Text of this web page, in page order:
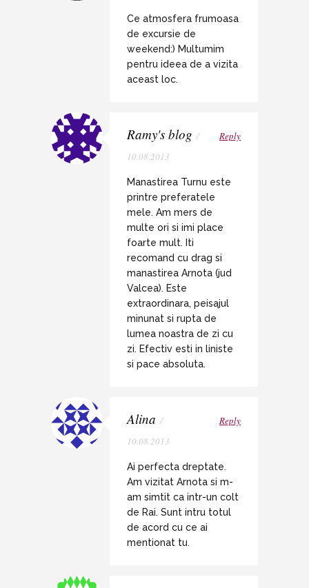
Ce atmosfera frumoasa
de excursie de
weekend:) Multumim
pentru ideea de a vizita
aceast loc.
Ramy's blog /
10.08.2013
Reply
Manastirea Turnu este
printre preferatele
mele. Am mers de
multe ori si imi place
foarte mult. Iti
recomand cu drag si
manastirea Arnota (jud
Valcea). Este
extraordinara, peisajul
minunat si rupta de
lumea noastra de zi cu
zi. Efectiv esti in liniste
si pace absoluta.
Alina /
10.08.2013
Reply
Ai perfecta dreptate.
Am vizitat Arnota si m-
am simtit ca intr-un colt
de Rai. Sunt intru totul
de acord cu ce ai
mentionat tu.